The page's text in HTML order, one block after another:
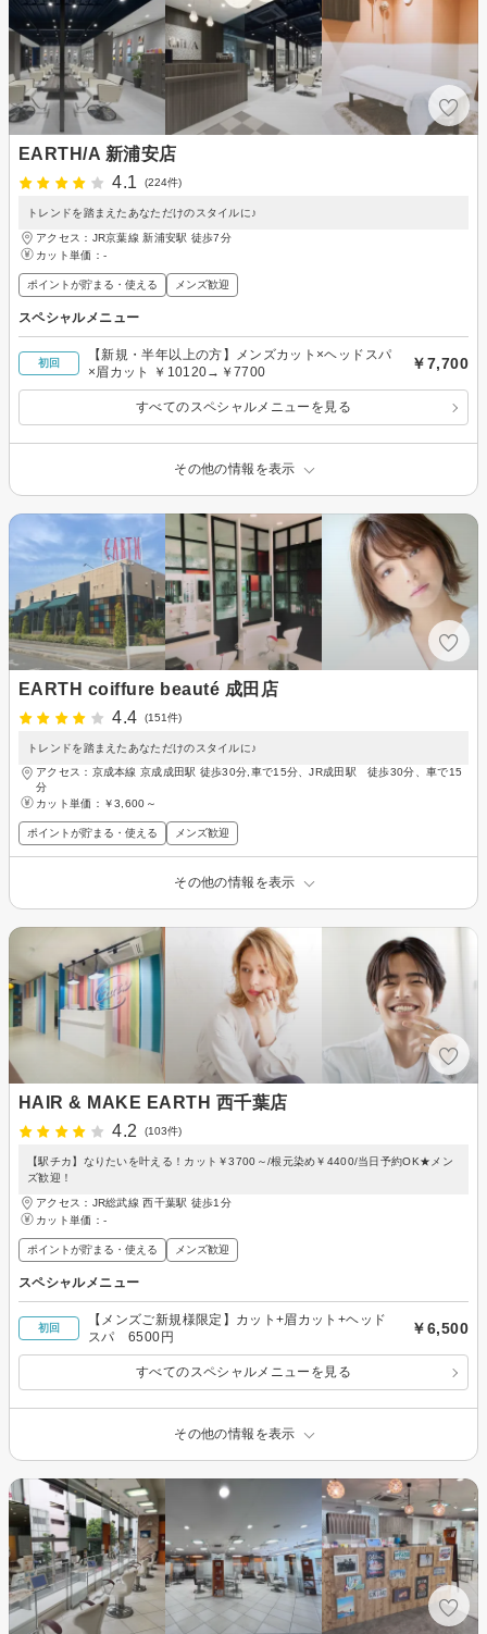
EARTH/A 新浦安店
4.1
(224件)
トレンドを踏まえたあなただけのスタイルに♪
アクセス：JR京葉線 新浦安駅 徒歩7分
カット単価： -
ポイントが貯まる・使える メンズ歓迎
スペシャルメニュー
初回
【新規・半年以上の方】メンズカット×ヘッドスパ
×眉カット ￥10120→￥7700
￥7,700
すべてのスペシャルメニューを見る
その他の情報を表示
EARTH coiffure beauté 成田店
4.4
(151件)
トレンドを踏まえたあなただけのスタイルに♪
アクセス：京成本線 京成成田駅 徒歩30分,車で15分、JR成田駅 徒歩30分、車で15
分
カット単価： ￥3,600～
ポイントが貯まる・使える メンズ歓迎
その他の情報を表示
HAIR & MAKE EARTH 西千葉店
4.2
(103件)
【駅チカ】なりたいを叶える！カット￥3700～/根元染め￥4400/当日予約OK★メン
ズ歓迎！
アクセス：JR総武線 西千葉駅 徒歩1分
カット単価： -
ポイントが貯まる・使える メンズ歓迎
スペシャルメニュー
初回
【メンズご新規様限定】カット+眉カット+ヘッド
スパ 6500円
￥6,500
すべてのスペシャルメニューを見る
その他の情報を表示